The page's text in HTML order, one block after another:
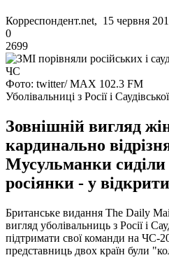
Корреспондент.net, 15 червня
0
2699
Фото: twitter/ MAX 102.3 FM
Уболівальниці з Росії і
Зовнішній вигляд
кардинально
Мусульманки сиділи
росіянки - у
Британське видання The Daily
вигляд уболівальниць з Росії і
підтримати свої команди на ЧС-
представниць двох країн були